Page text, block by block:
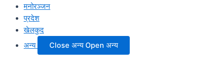
मनोरञ्जन
प्रदेश
खेलकुद
अन्य
Close अन्य Open अन्य